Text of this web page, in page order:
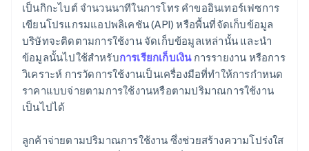
เป็นกิกะไบต์ จำนวนนาทีในการโทร คำขออินเทอร์เฟซการ
เขียนโปรแกรมแอปพลิเคชัน (API) หรือพื้นที่จัดเก็บข้อมูล
บริษัทจะติดตามการใช้งาน จัดเก็บข้อมูลเหล่านั้น และนำ
ข้อมูลนั้นไปใช้สำหรับการเรียกเก็บเงินการรายงาน หรือการ
วิเคราะห์ การวัดการใช้งานเป็นเครื่องมือที่ทำให้การกำหนด
ราคาแบบจ่ายตามการใช้งานหรือตามปริมาณการใช้งาน
เป็นไปได้
ลูกค้าจ่ายตามปริมาณการใช้งาน ซึ่งช่วยสร้างความโปร่งใส